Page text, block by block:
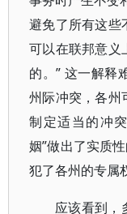
避免了所有这些
可以在联邦意义
的。” 这一解释
州际冲突，各州
制定适当的冲
姻”做出了实质
犯了各州的专属
应该看到，